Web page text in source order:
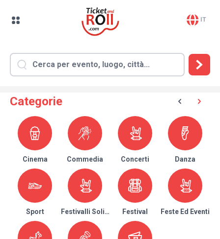
IT
Categorie
Cinema Commedia Concerti Danza
Sport Festivalli Solidari Festival Feste Ed Eventi